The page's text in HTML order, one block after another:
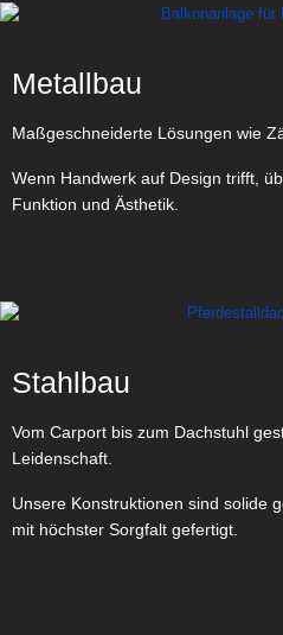
Metallbau
Maßgeschneiderte Lösungen wie
Wenn Handwerk auf Design trifft,
Funktion und Ästhetik.
Stahlbau
Vom Carport bis zum Dachstuhl
Leidenschaft.
Unsere Konstruktionen sind solide
mit höchster Sorgfalt gefertigt.